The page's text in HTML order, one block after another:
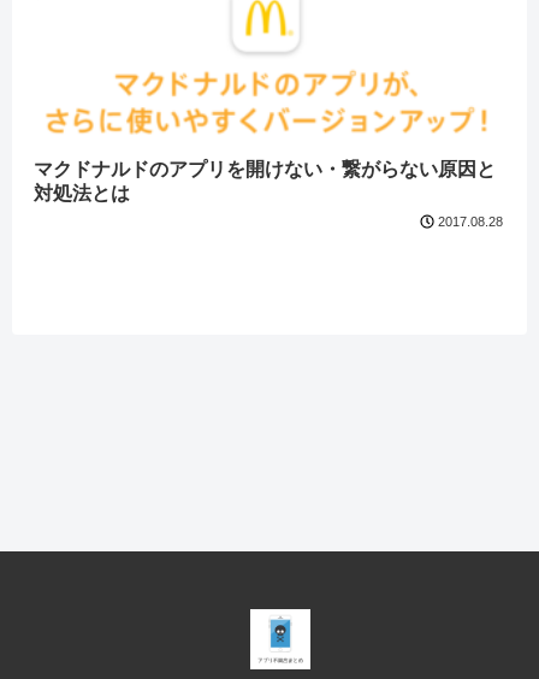
マクドナルドのアプリを開けない・繋がらない原因と
対処法とは
2017.08.28